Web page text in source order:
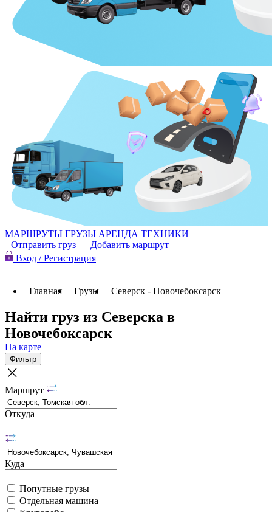
МАРШРУТЫ ГРУЗЫ АРЕНДА ТЕХНИКИ
Отправить груз
Добавить маршрут
Вход / Регистрация
Главная Грузы Северск - Новочебоксарск
Найти груз из Северска в
Новочебоксарск
На карте
Фильтр
Маршрут
Откуда
Куда
Попутные грузы
Отдельная машина